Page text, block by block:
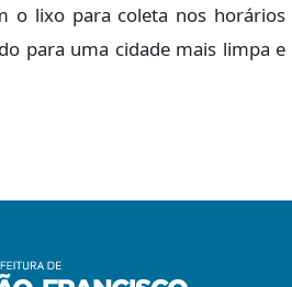
o lixo para coleta nos horários
para uma cidade mais limpa e